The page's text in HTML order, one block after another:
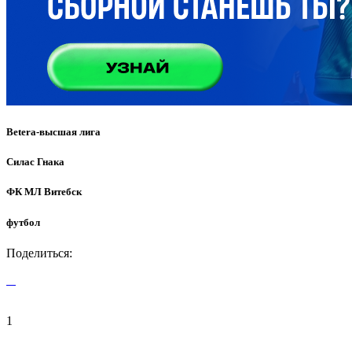
Betera-высшая лига
Силас Гнака
ФК МЛ Витебск
футбол
Поделиться:
1